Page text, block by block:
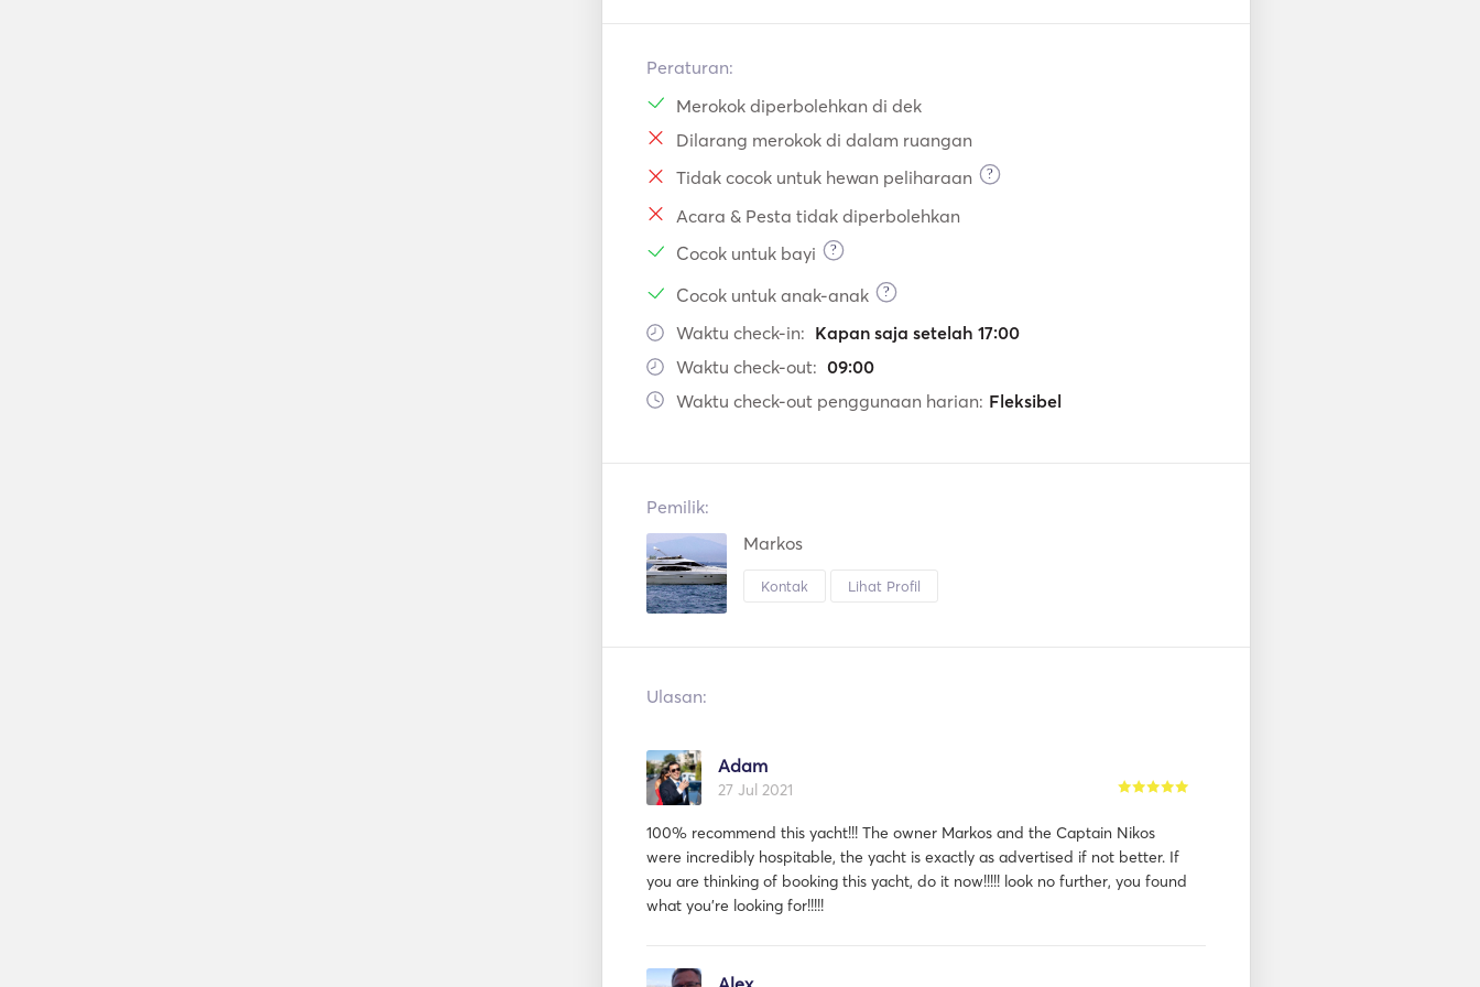
Peraturan:
Merokok diperbolehkan di dek
Dilarang merokok di dalam ruangan
Tidak cocok untuk hewan peliharaan
?
Acara & Pesta tidak diperbolehkan
Cocok untuk bayi
?
Cocok untuk anak-anak ?
Waktu check-in: Kapan saja setelah 17:00
Waktu check-out: 09:00
Waktu check-out penggunaan harian: Fleksibel
Pemilik:
Markos
Kontak Lihat Profil
Ulasan:
Adam
27 Jul 2021
100% recommend this yacht!!! The owner Markos and the Captain Nikos
were incredibly hospitable, the yacht is exactly as advertised if not better. If
you are thinking of booking this yacht, do it now!!!!! look no further, you found
what you're looking for!!!!!